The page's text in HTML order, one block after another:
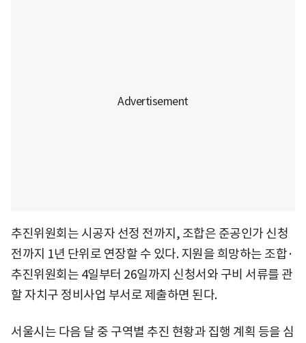
추진위원회는 시공자 선정 전까지, 조합은 준공인가 신청
전까지 1년 단위로 연장할 수 있다. 지원을 희망하는 조합·
추진위원회는 4일부터 26일까지 신청서와 구비 서류를 관
할 자치구 정비사업 부서로 제출하면 된다.
서울시는 다음 달 중 구역별 추진 현황과 집행 계획 등을 심